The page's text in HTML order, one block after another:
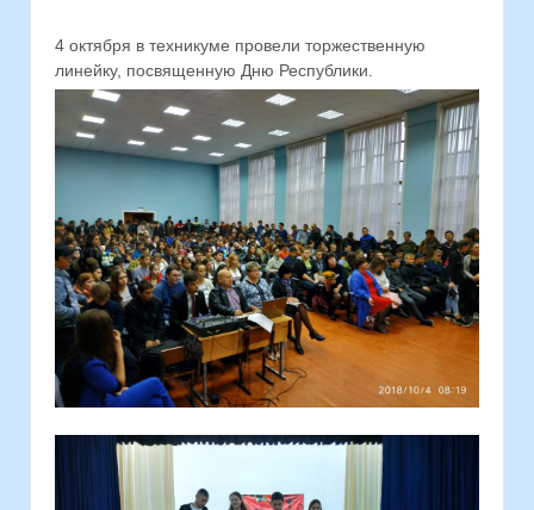
4 октября в техникуме провели торжественную
линейку, посвященную Дню Республики.